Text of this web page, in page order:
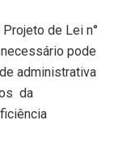
de Lei n°
pode
administrativa
da